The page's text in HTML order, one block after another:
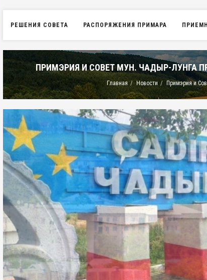
РЕШЕНИЯ СОВЕТА РАСПОРЯЖЕНИЯ ПРИМАРА
ПРИМЭРИЯ И СОВЕТ МУН. ЧАДЫР-ЛУНГА
Главная Новости Примэрия и